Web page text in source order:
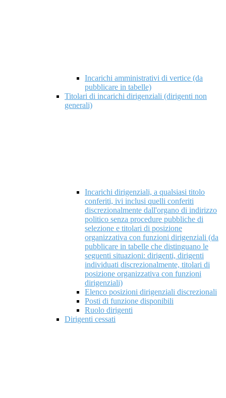
Incarichi amministrativi di vertice (da
pubblicare in tabelle)
Titolari di incarichi dirigenziali (dirigenti non
generali)
Incarichi dirigenziali, a qualsiasi titolo
conferiti, ivi inclusi quelli conferiti
discrezionalmente dall'organo di indirizzo
politico senza procedure pubbliche di
selezione e titolari di posizione
organizzativa con funzioni dirigenziali (da
pubblicare in tabelle che distinguano le
seguenti situazioni: dirigenti, dirigenti
individuati discrezionalmente, titolari di
posizione organizzativa con funzioni
dirigenziali)
Elenco posizioni dirigenziali discrezionali
Posti di funzione disponibili
Ruolo dirigenti
Dirigenti cessati